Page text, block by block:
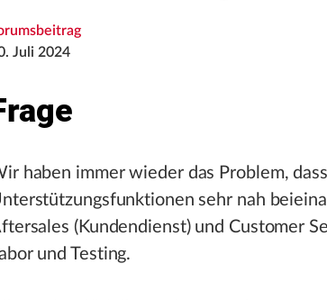
Juli 2024
haben immer wieder das Problem,
sehr nah
(Kundendienst) und Customer
und Testing.